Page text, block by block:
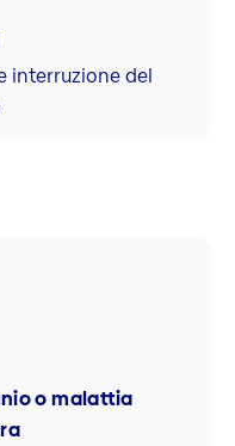
interruzione del
o malattia